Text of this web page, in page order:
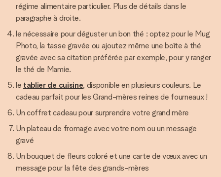
régime alimentaire particulier. Plus de détails dans le
paragraphe à droite.
le nécessaire pour déguster un bon thé : optez pour le Mug
Photo, la tasse gravée ou ajoutez même une boîte à thé
gravée avec sa citation préférée par exemple, pour y ranger
le thé de Mamie.
le tablier de cuisine, disponible en plusieurs couleurs. Le
cadeau parfait pour les Grand-mères reines de fourneaux !
Un coffret cadeau pour surprendre votre grand mère
Un plateau de fromage avec votre nom ou un message
gravé
Un bouquet de fleurs coloré et une carte de vœux avec un
message pour la fête des grands-mères